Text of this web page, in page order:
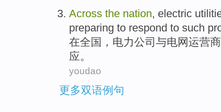
Across the nation, electric
preparing to respond to such
在全国 ， 电力公司 与电网运营商
应。
youdao
更多双语例句